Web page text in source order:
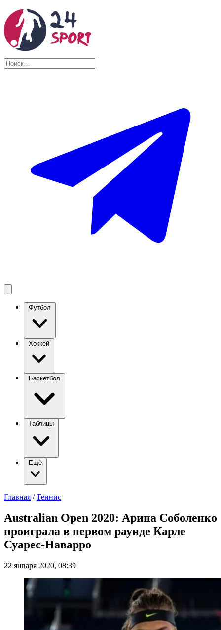
Футбол
Хоккей
Баскетбол
Таблицы
Ещё
Главная / Теннис
Australian Open 2020: Арина Соболенко
проиграла в первом раунде Карле
Суарес-Наварро
22 января 2020, 08:39